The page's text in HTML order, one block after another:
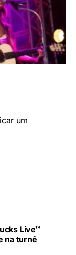
um
Live™
na turnê